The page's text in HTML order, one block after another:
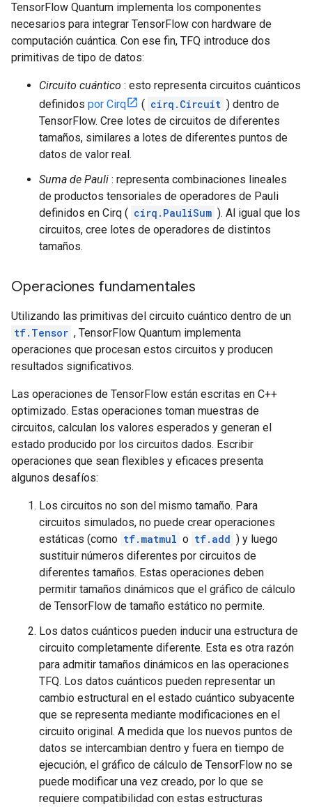
TensorFlow Quantum implementa los componentes
necesarios para integrar TensorFlow con hardware de
computación cuántica. Con ese fin, TFQ introduce dos
primitivas de tipo de datos:
Circuito cuántico : esto representa circuitos cuánticos
definidos por Cirq ( cirq.Circuit ) dentro de
TensorFlow. Cree lotes de circuitos de diferentes
tamaños, similares a lotes de diferentes puntos de
datos de valor real.
Suma de Pauli : representa combinaciones lineales
de productos tensoriales de operadores de Pauli
definidos en Cirq ( cirq.PauliSum ). Al igual que los
circuitos, cree lotes de operadores de distintos
tamaños.
Operaciones fundamentales
Utilizando las primitivas del circuito cuántico dentro de un
tf.Tensor , TensorFlow Quantum implementa
operaciones que procesan estos circuitos y producen
resultados significativos.
Las operaciones de TensorFlow están escritas en C++
optimizado. Estas operaciones toman muestras de
circuitos, calculan los valores esperados y generan el
estado producido por los circuitos dados. Escribir
operaciones que sean flexibles y eficaces presenta
algunos desafíos:
Los circuitos no son del mismo tamaño. Para
circuitos simulados, no puede crear operaciones
estáticas (como tf.matmul o tf.add ) y luego
sustituir números diferentes por circuitos de
diferentes tamaños. Estas operaciones deben
permitir tamaños dinámicos que el gráfico de cálculo
de TensorFlow de tamaño estático no permite.
Los datos cuánticos pueden inducir una estructura de
circuito completamente diferente. Esta es otra razón
para admitir tamaños dinámicos en las operaciones
TFQ. Los datos cuánticos pueden representar un
cambio estructural en el estado cuántico subyacente
que se representa mediante modificaciones en el
circuito original. A medida que los nuevos puntos de
datos se intercambian dentro y fuera en tiempo de
ejecución, el gráfico de cálculo de TensorFlow no se
puede modificar una vez creado, por lo que se
requiere compatibilidad con estas estructuras